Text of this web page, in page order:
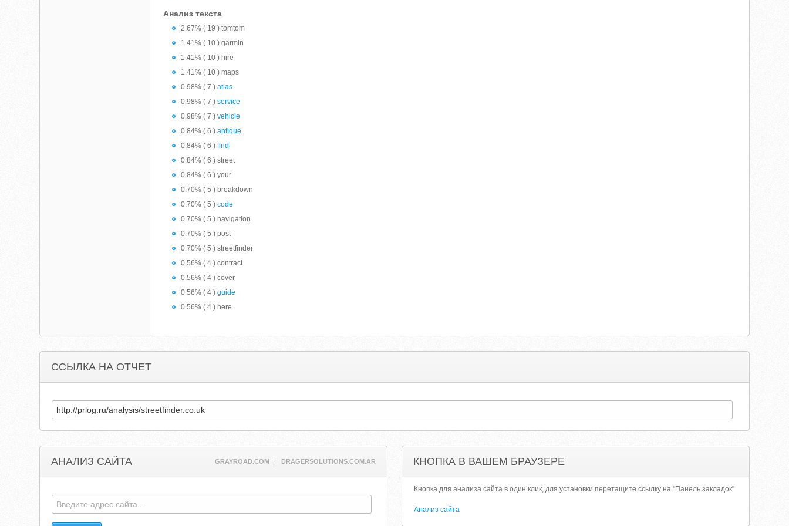
Анализ текста
2.67% ( 19 ) tomtom
1.41% ( 10 ) garmin
1.41% ( 10 ) hire
1.41% ( 10 ) maps
0.98% ( 7 )atlas
0.98% ( 7 )service
0.98% ( 7 )vehicle
0.84% ( 6 )antique
0.84% ( 6 )find
0.84% ( 6 ) street
0.84% ( 6 ) your
0.70% ( 5 ) breakdown
0.70% ( 5 )code
0.70% ( 5 ) navigation
0.70% ( 5 ) post
0.70% ( 5 ) streetfinder
0.56% ( 4 ) contract
0.56% ( 4 ) cover
0.56% ( 4 )guide
0.56% ( 4 ) here
ССЫЛКА НА ОТЧЕТ
АНАЛИЗ САЙТА GRAYROAD.COM DRAGERSOLUTIONS.COM.AR КНОПКА В ВАШЕМ БРАУЗЕРЕ
Кнопка для анализа сайта в один клик, для установки перетащите ссылку на "Панель закладок"
Анализ сайта